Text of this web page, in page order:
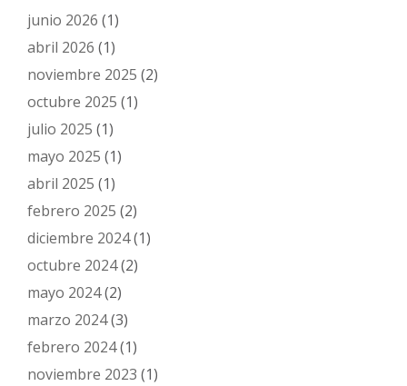
junio 2026 (1)
abril 2026 (1)
noviembre 2025 (2)
octubre 2025 (1)
julio 2025 (1)
mayo 2025 (1)
abril 2025 (1)
febrero 2025 (2)
diciembre 2024(1)
octubre 2024(2)
mayo 2024(2)
marzo 2024(3)
febrero 2024(1)
noviembre 2023 (1)